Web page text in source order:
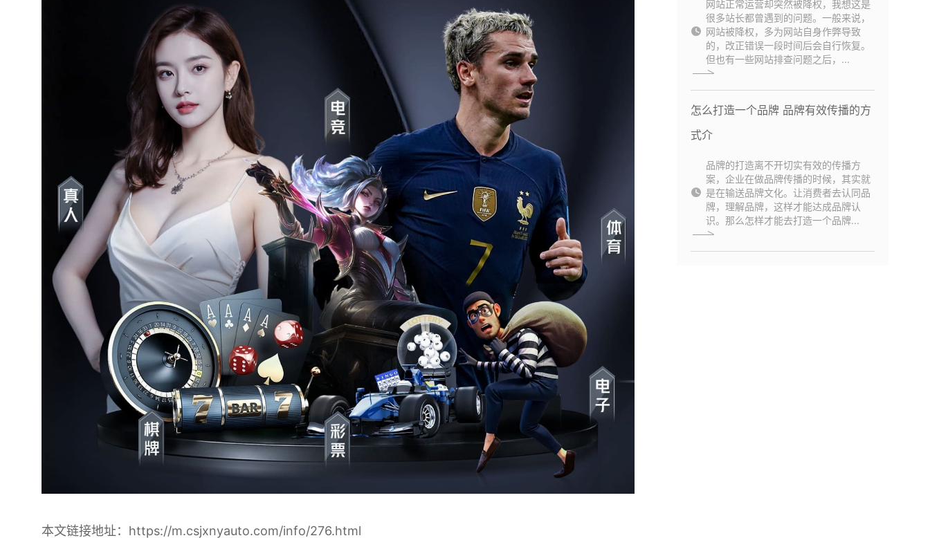
本文链接地址： https://m.csjxnyauto.com/info/276.html
网站正常运营却突然被降权，我想这是
很多站长都曾遇到的问题。一般来说，
网站被降权，多为网站自身作弊导致
的，改正错误一段时间后会自行恢复。
但也有一些网站排查问题之后，...
怎么打造一个品牌 品牌有效传播的方
式介
品牌的打造离不开切实有效的传播方
案，企业在做品牌传播的时候，其实就
是在输送品牌文化。让消费者去认同品
牌，理解品牌，这样才能达成品牌认
识。那么怎样才能去打造一个品牌...